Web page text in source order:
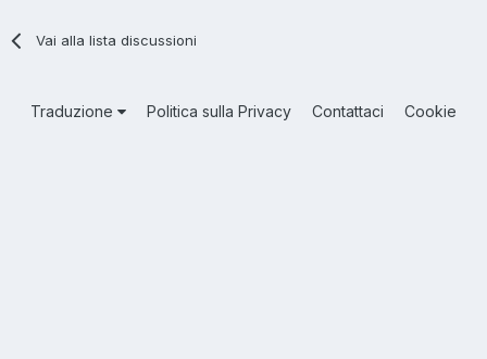
Vai alla lista discussioni
Traduzione Politica sulla Privacy Contattaci Cookie